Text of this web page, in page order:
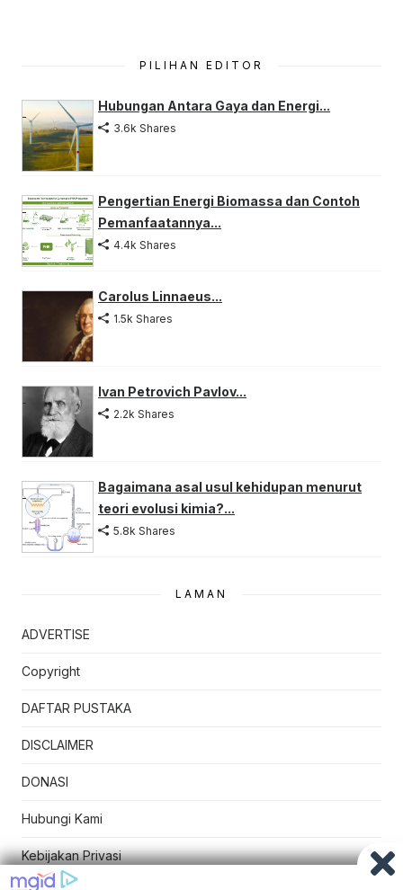
PILIHAN EDITOR
Hubungan Antara Gaya dan Energi...
3.6k Shares
Pengertian Energi Biomassa dan Contoh
Pemanfaatannya...
4.4k Shares
Carolus Linnaeus...
1.5k Shares
Ivan Petrovich Pavlov...
2.2k Shares
Bagaimana asal usul kehidupan menurut
teori evolusi kimia?...
5.8k Shares
LAMAN
ADVERTISE
Copyright
DAFTAR PUSTAKA
DISCLAIMER
DONASI
Hubungi Kami
Kebijakan Privasi